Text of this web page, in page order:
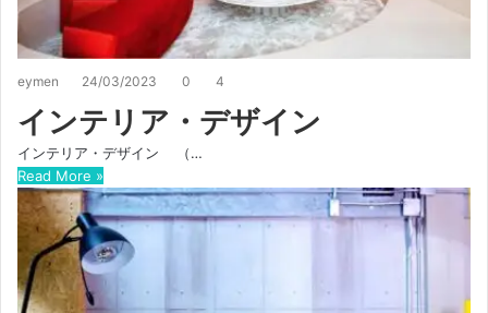
eymen 24/03/2023 0 4
インテリア・デザイン
インテリア・デザイン （…
Read More »